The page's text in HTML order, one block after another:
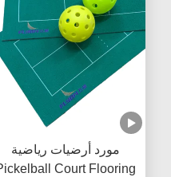
مورد أرضيات رياضية
Pickelball Court Flooring